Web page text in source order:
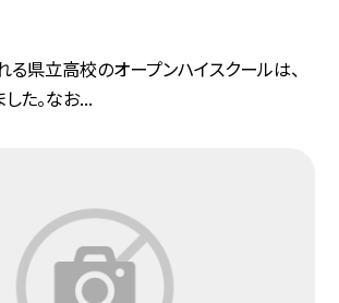
る県立高校のオープンハイスクールは、
た。なお...